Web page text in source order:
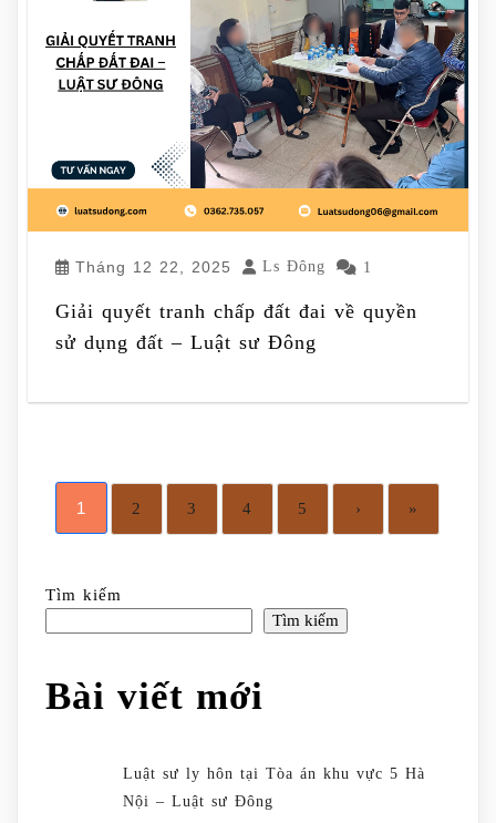
Tháng 12 22, 2025 Ls Đông 1
Giải quyết tranh chấp đất đai về quyền
sử dụng đất – Luật sư Đông
1 2 3 4 5 › »
Tìm kiếm
Tìm kiếm
Bài viết mới
Luật sư ly hôn tại Tòa án khu vực 5 Hà
Nội – Luật sư Đông